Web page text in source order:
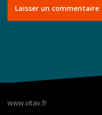
www.vitav.fr